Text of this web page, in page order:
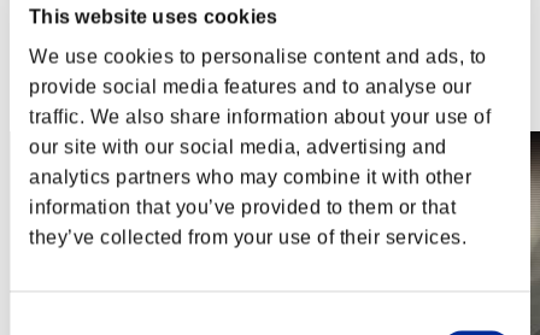
This website uses cookies
We use cookies to personalise content and ads, to
provide social media features and to analyse our
traffic. We also share information about your use of
our site with our social media, advertising and
analytics partners who may combine it with other
information that you’ve provided to them or that
they’ve collected from your use of their services.
PlayStation®3
Xbox 360®
Steam
Nintendo Switch™